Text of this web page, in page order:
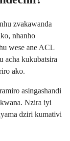
zvakawanda
nhanho
wese ane ACL
acha kukubatsira
ako.
asingashandi
Nzira iyi
dziri kumativi